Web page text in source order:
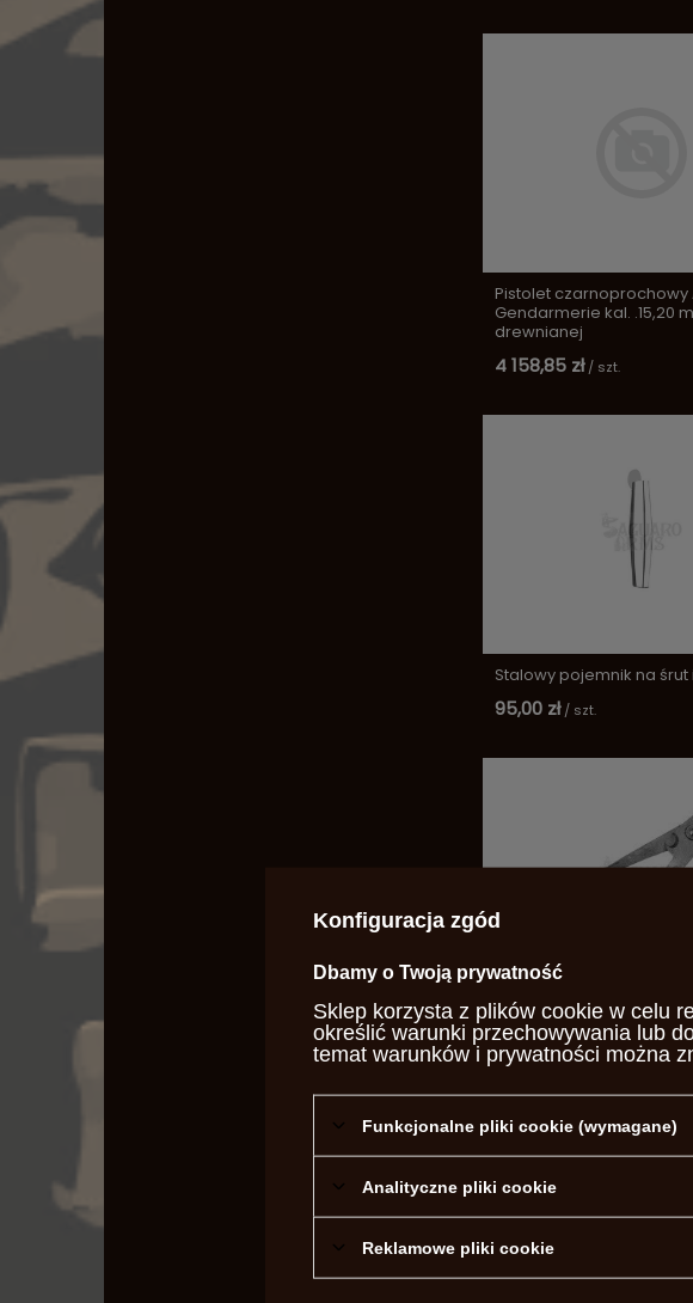
Pistolet czarnoprochowy
Gendarmerie kal. .15,20
drewnianej
4 158,85 zł / szt.
Stalowy pojemnik na śrut
95,00 zł / szt.
Kulolejka .490 stalowa
155,00 zł/szt.
Konfiguracja zgód
Dbamy o Twoją prywatność
Sklep korzysta z plików cookie w celu
określić warunki przechowywania lub
temat warunków i prywatności można
Funkcjonalne pliki cookie (wymagane)
Analityczne pliki cookie
Reklamowe pliki cookie